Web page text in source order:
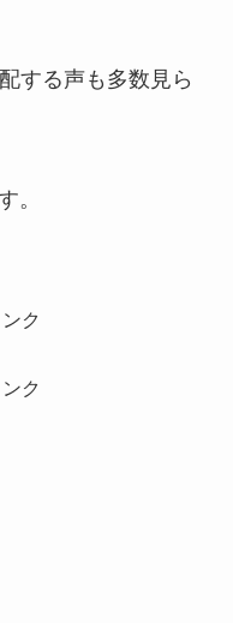
する声も多数見ら
。
ク
ク